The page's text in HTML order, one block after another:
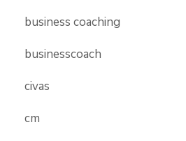
business coaching
businesscoach
civas
cm